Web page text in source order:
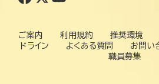
ご案内 利用規約 推奨環境
ドライン
よくある質問 お問い
職員募集